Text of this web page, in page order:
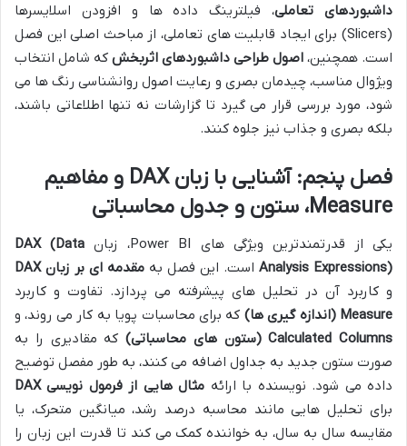
داشبوردهای تعاملی، فیلترینگ داده ها و افزودن اسلایسرها
(Slicers) برای ایجاد قابلیت های تعاملی، از مباحث اصلی این فصل
است. همچنین، اصول طراحی داشبوردهای اثربخش که شامل انتخاب
ویژوال مناسب، چیدمان بصری و رعایت اصول روانشناسی رنگ ها می
شود، مورد بررسی قرار می گیرد تا گزارشات نه تنها اطلاعاتی باشند،
بلکه بصری و جذاب نیز جلوه کنند.
فصل پنجم: آشنایی با زبان DAX و مفاهیم
Measure، ستون و جدول محاسباتی
یکی از قدرتمندترین ویژگی های Power BI، زبان
DAX (Data
Analysis Expressions) است. این فصل به مقدمه ای بر زبان DAX
و کاربرد آن در تحلیل های پیشرفته می پردازد. تفاوت و کاربرد
Measure (اندازه گیری ها)
که برای محاسبات پویا به کار می روند، و
Calculated Columns (ستون های محاسباتی)
که مقادیری را به
صورت ستون جدید به جداول اضافه می کنند، به طور مفصل توضیح
داده می شود. نویسنده با ارائه مثال هایی از فرمول نویسی DAX
برای تحلیل هایی مانند محاسبه درصد رشد، میانگین متحرک، یا
مقایسه سال به سال، به خواننده کمک می کند تا قدرت این زبان را